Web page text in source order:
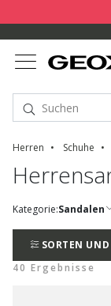
Herren Schuhe
Kategorie:Sandalen
SORTEN
40 Ergebnisse